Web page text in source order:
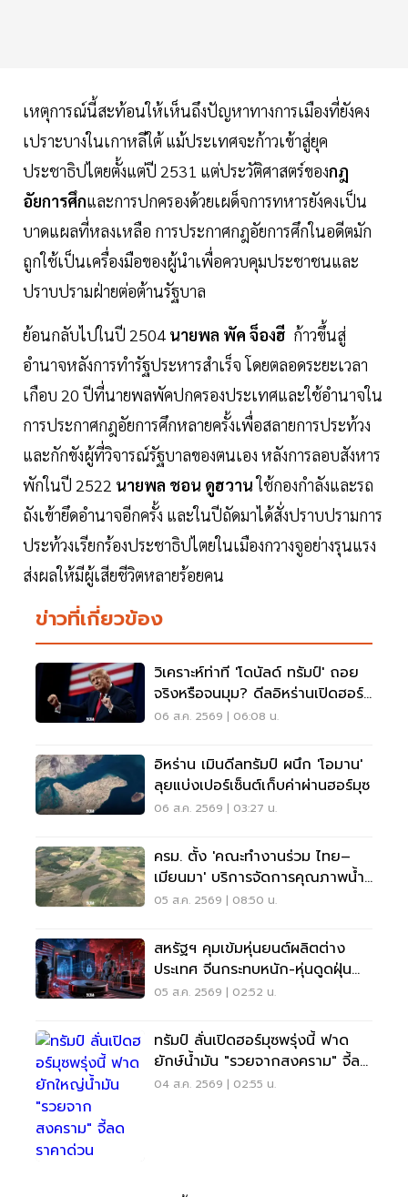
เหตุการณ์นี้สะท้อนให้เห็นถึงปัญหาทางการเมืองที่ยังคง
เปราะบางในเกาหลีใต้ แม้ประเทศจะก้าวเข้าสู่ยุค
ประชาธิปไตยตั้งแต่ปี 2531 แต่ประวัติศาสตร์ของกฎ
อัยการศึกและการปกครองด้วยเผด็จการทหารยังคงเป็น
บาดแผลที่หลงเหลือ การประกาศกฎอัยการศึกในอดีตมัก
ถูกใช้เป็นเครื่องมือของผู้นำเพื่อควบคุมประชาชนและ
ปราบปรามฝ่ายต่อต้านรัฐบาล
ย้อนกลับไปในปี 2504 นายพล พัค จ็องฮี ก้าวขึ้นสู่
อำนาจหลังการทำรัฐประหารสำเร็จ โดยตลอดระยะเวลา
เกือบ 20 ปีที่นายพลพัคปกครองประเทศและใช้อำนาจใน
การประกาศกฎอัยการศึกหลายครั้งเพื่อสลายการประท้วง
และกักขังผู้ที่วิจารณ์รัฐบาลของตนเอง หลังการลอบสังหาร
พักในปี 2522 นายพล ชอน ดูฮวานใช้กองกำลังและรถ
ถังเข้ายึดอำนาจอีกครั้ง และในปีถัดมาได้สั่งปราบปรามการ
ประท้วงเรียกร้องประชาธิปไตยในเมืองกวางจูอย่างรุนแรง
ส่งผลให้มีผู้เสียชีวิตหลายร้อยคน
ข่าวที่เกี่ยวข้อง
วิเคราะห์ท่าที 'โดนัลด์ ทรัมป์' ถอย
จริงหรือจนมุม? ดีลอิหร่านเปิดฮอร์
มุซ
06 ส.ค. 2569 | 06:08 น.
อิหร่าน เมินดีลทรัมป์ ผนึก 'โอมาน'
ลุยแบ่งเปอร์เซ็นต์เก็บค่าผ่านฮอร์มุซ
06 ส.ค. 2569 | 03:27 น.
ครม. ตั้ง 'คณะทำงานร่วม ไทย–
เมียนมา' บริการจัดการคุณภาพน้ำ
ข้ามแดน
05 ส.ค. 2569 | 08:50 น.
สหรัฐฯ คุมเข้มหุ่นยนต์ผลิตต่าง
ประเทศ จีนกระทบหนัก-หุ่นดูดฝุ่น
โดนด้วย
05 ส.ค. 2569 | 02:52 น.
ทรัมป์ ลั่นเปิดฮอร์มุซพรุ่งนี้ ฟาด
ยักษ์น้ำมัน "รวยจากสงคราม" จี้ลด
ราคาด่วน
04 ส.ค. 2569 | 02:55 น.